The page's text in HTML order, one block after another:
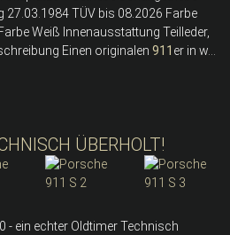
TÜV bis 08.2026 Farbe
Weiß Innenausstattung Teilleder,
Einen originalen 911 er in w...
ÜBERHOLT!
- ein echter Oldtimer Technisch